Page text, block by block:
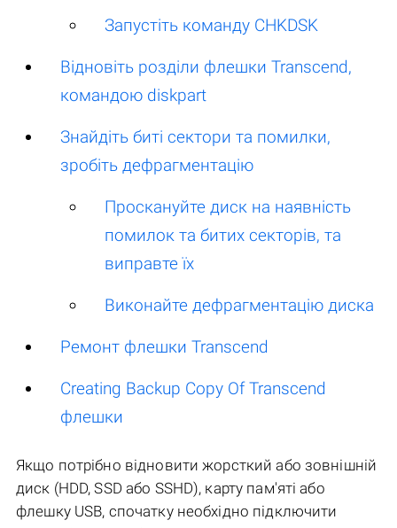
Запустіть команду CHKDSK
Відновіть розділи флешки Transcend,
командою diskpart
Знайдіть биті сектори та помилки,
зробіть дефрагментацію
Проскануйте диск на наявність
помилок та битих секторів, та
виправте їх
Виконайте дефрагментацію диска
Ремонт флешки Transcend
Creating Backup Copy Of Transcend
флешки
Якщо потрібно відновити жорсткий або зовнішній
диск (HDD, SSD або SSHD), карту пам'яті або
флешку USB, спочатку необхідно підключити